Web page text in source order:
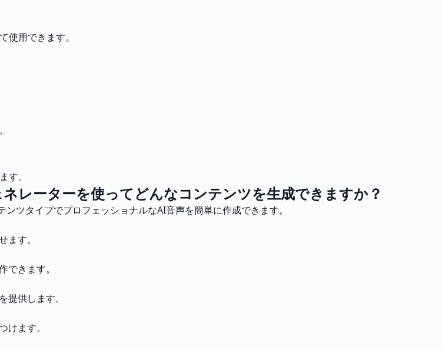
用できます。
す。
レーターを使ってどんなコンテンツを生成できますか？
ツタイプでプロフェッショナルなAI音声を簡単に作成できます。
す。
きます。
供します。
ます。